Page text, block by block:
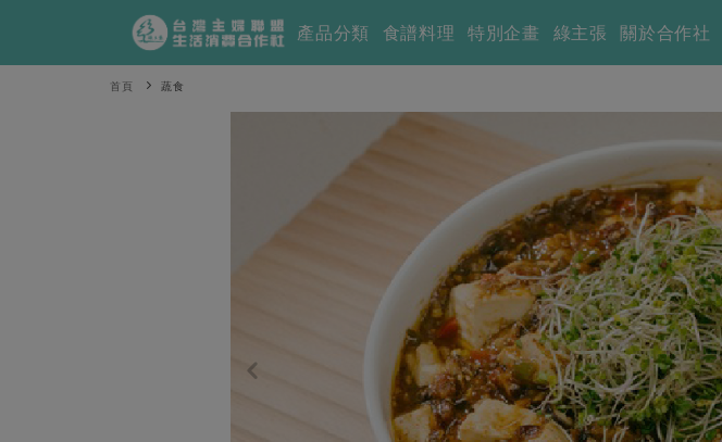
產品分類 食譜料理 特別企畫 綠主張 關於合作社
首頁 蔬食